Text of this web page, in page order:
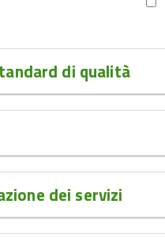
di qualità
dei servizi